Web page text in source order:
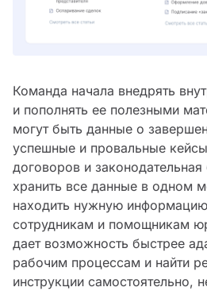
Команда начала внедрять
и пополнять ее полезными
могут быть данные о
успешные и провальные
договоров и
хранить все данные в одном
находить нужную
сотрудникам и помощникам
дает возможность быстрее
рабочим процессам и найти
инструкции самостоятельно,